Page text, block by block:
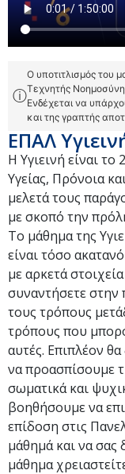
ⓘ
Ο υποτιτλισμός του
Τεχνητής
Ενδέχεται να
και της γραπτής
ΕΠΑΛ
Η Υγιεινή είναι
Υγείας, Πρόνοια
μελετά τους
με σκοπό την
Το μάθημα της
είναι τόσο
με αρκετά
συναντήσετε στην
τους τρόπους
τρόπους που
αυτές. Επιπλέον
να προασπίσουμε
σωματικά και
βοηθήσουμε να
επίδοση στις
μάθημά και να σας
μάθημα